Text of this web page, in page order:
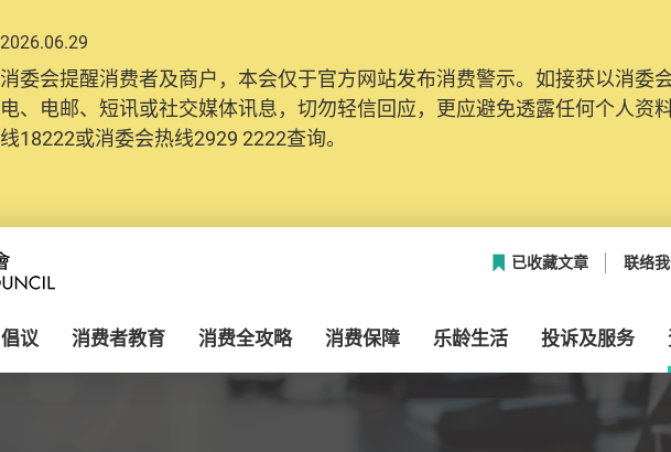
2026.06.29
消委会提醒消费者及商户，本会仅于官方网站发布消费警示。如接获以消委
电、电邮、短讯或社交媒体讯息，切勿轻信回应，更应避免透露任何个人资
线18222或消委会热线2929 2222查询。
2025.10.31
为提升使用者体验及网络安全，本会的投诉处理系统已经进行升级及推出
消费者需要提供基本联络资料（包括姓名、电邮及电话）注册帐户，才可提
纪录将清晰整合于帐户中，方便日后作出跟进。
已收藏文章 联络
倡议 消费者教育 消费全攻略 消费保障 乐龄生活 投诉及服务